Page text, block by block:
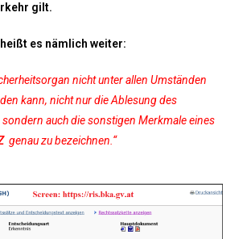
gilt.
es nämlich weiter:
nicht unter allen Umständen
kann, nicht nur die Ablesung des
auch die sonstigen Merkmale eines
genau zu bezeichnen.“